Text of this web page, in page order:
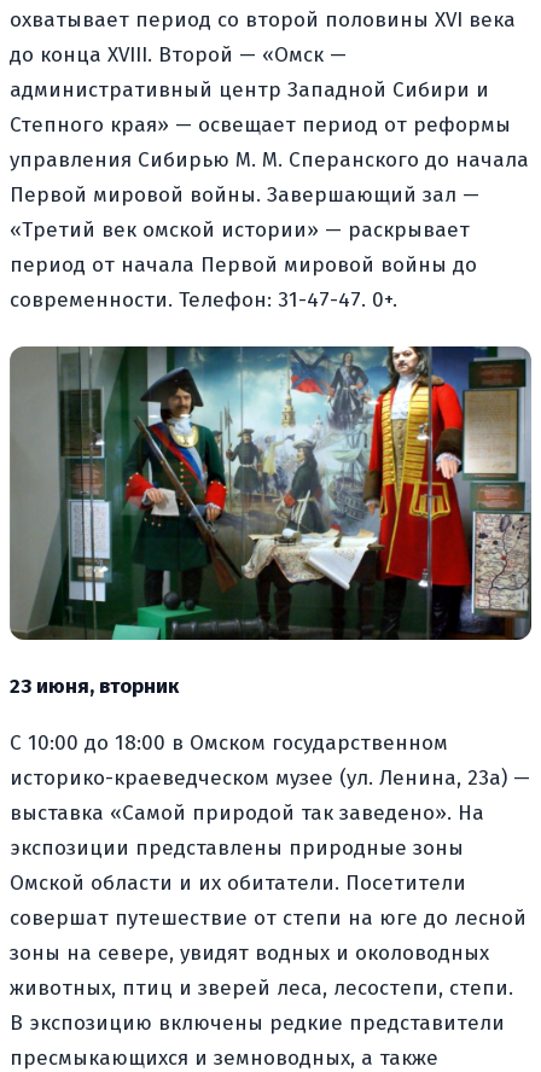
охватывает период со второй половины XVI века
до конца XVIII. Второй — «Омск —
административный центр Западной Сибири и
Степного края» — освещает период от реформы
управления Сибирью М. М. Сперанского до начала
Первой мировой войны. Завершающий зал —
«Третий век омской истории» — раскрывает
период от начала Первой мировой войны до
современности. Телефон: 31-47-47. 0+.
23 июня, вторник
С 10:00 до 18:00 в Омском государственном
историко-краеведческом музее (ул. Ленина, 23а) —
выставка «Самой природой так заведено». На
экспозиции представлены природные зоны
Омской области и их обитатели. Посетители
совершат путешествие от степи на юге до лесной
зоны на севере, увидят водных и околоводных
животных, птиц и зверей леса, лесостепи, степи.
В экспозицию включены редкие представители
пресмыкающихся и земноводных, а также